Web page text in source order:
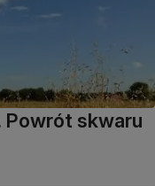
Powrót skwaru